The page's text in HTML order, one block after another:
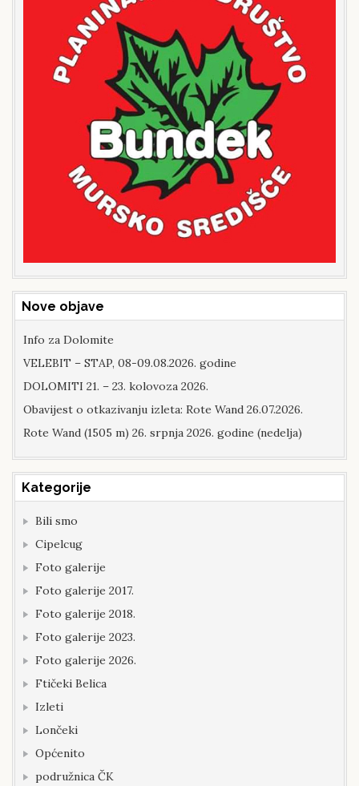
Nove objave
Info za Dolomite
VELEBIT – STAP, 08-09.08.2026. godine
DOLOMITI 21. – 23. kolovoza 2026.
Obavijest o otkazivanju izleta: Rote Wand 26.07.2026.
Rote Wand (1505 m) 26. srpnja 2026. godine (nedelja)
Kategorije
Bili smo
Cipelcug
Foto galerije
Foto galerije 2017.
Foto galerije 2018.
Foto galerije 2023.
Foto galerije 2026.
Ftičeki Belica
Izleti
Lončeki
Općenito
podružnica ČK